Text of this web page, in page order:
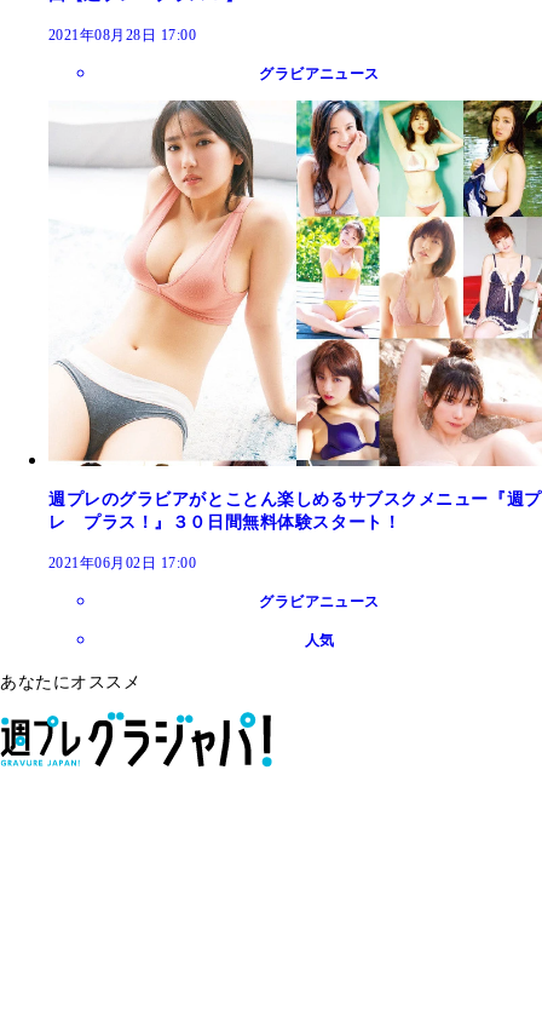
2021年08月28日 17:00
グラビアニュース
週プレのグラビアがとことん楽しめるサブスクメニュー『週プ
レ プラス！』３０日間無料体験スタート！
2021年06月02日 17:00
グラビアニュース
人気
あなたにオススメ